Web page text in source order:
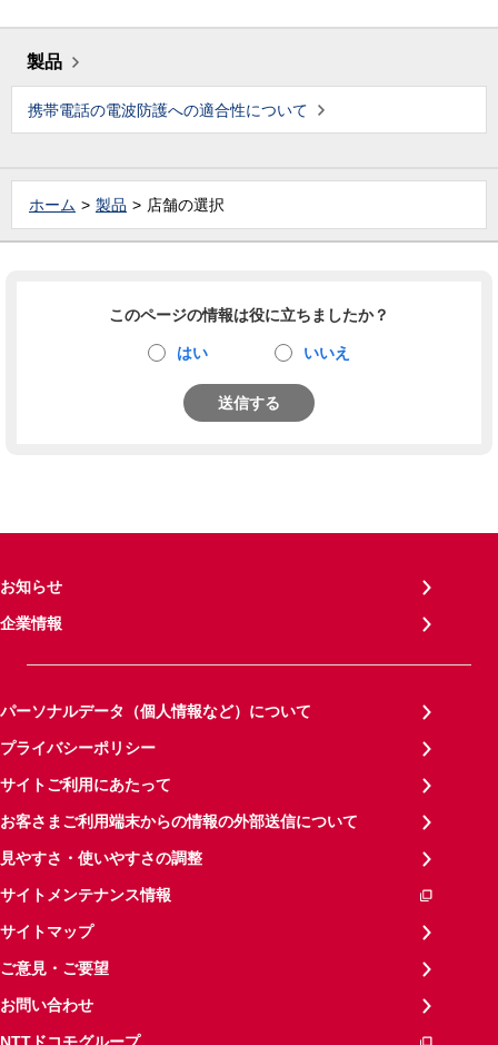
製品
携帯電話の電波防護への適合性について
ホーム 製品 店舗の選択
このページの情報は役に立ちましたか？
はい いいえ
送信する
お知らせ
企業情報
パーソナルデータ（個人情報など）について
プライバシーポリシー
サイトご利用にあたって
お客さまご利用端末からの情報の外部送信について
見やすさ・使いやすさの調整
サイトメンテナンス情報
サイトマップ
ご意見・ご要望
お問い合わせ